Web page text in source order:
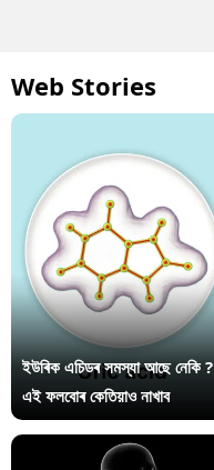
Web Stories
ইউৰিক এচিডৰ সমস্যা আছে নেকি ?
এই ফলবোৰ কেতিয়াও নাখাব